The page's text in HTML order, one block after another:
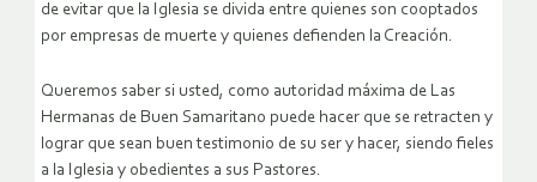
de evitar que la Iglesia se divida entre quienes son cooptados
por empresas de muerte y quienes defienden la Creación.
Queremos saber si usted, como autoridad máxima de Las
Hermanas de Buen Samaritano puede hacer que se retracten y
lograr que sean buen testimonio de su ser y hacer, siendo fieles
a la Iglesia y obedientes a sus Pastores.